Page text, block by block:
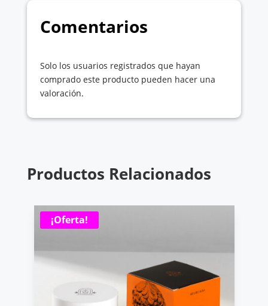
Comentarios
Solo los usuarios registrados que hayan
comprado este producto pueden hacer una
valoración.
Productos Relacionados
¡Oferta!